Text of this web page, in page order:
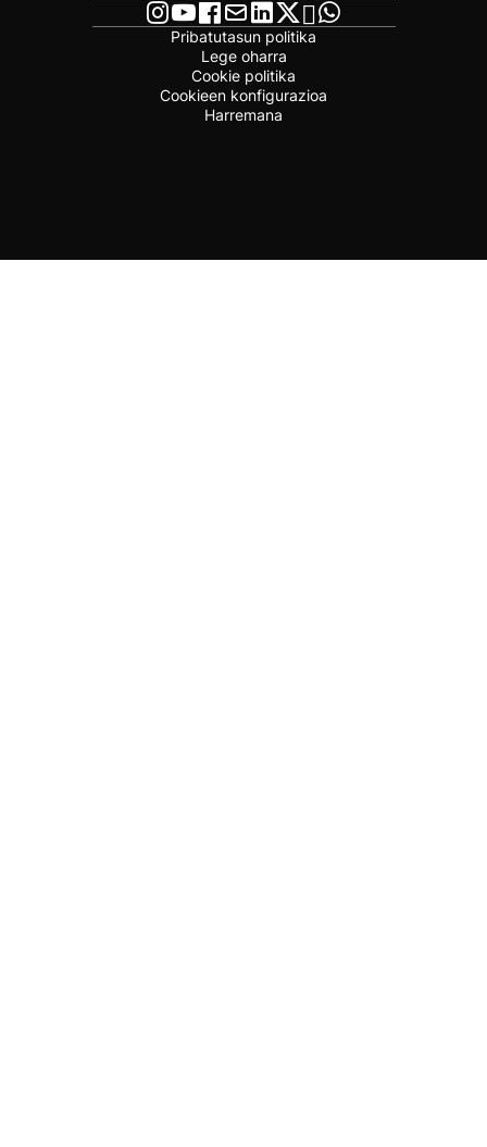
Pribatutasun politika
Lege oharra
Cookie politika
Cookieen konfigurazioa
Harremana